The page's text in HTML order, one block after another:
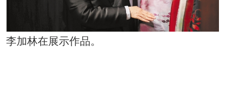
李加林在展示作品。